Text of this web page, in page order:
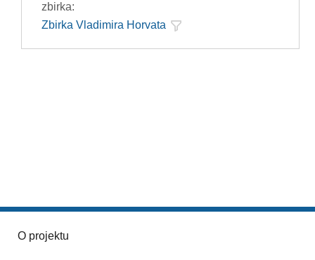
zbirka:
Zbirka Vladimira Horvata
O projektu